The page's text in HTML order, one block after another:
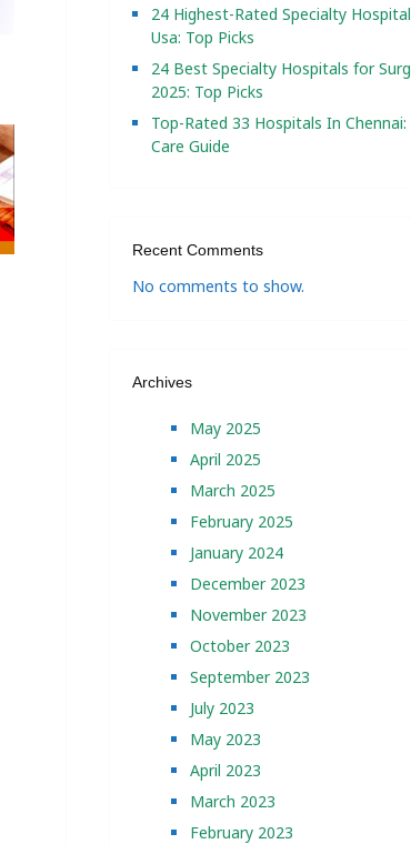
24 Highest-Rated Specialty
Usa: Top Picks
24 Best Specialty Hospitals for
2025: Top Picks
Top-Rated 33 Hospitals In
Care Guide
Recent Comments
No comments to show.
Archives
May 2025
April 2025
March 2025
February 2025
January 2024
December 2023
November 2023
October 2023
September 2023
July 2023
May 2023
April 2023
March 2023
February 2023